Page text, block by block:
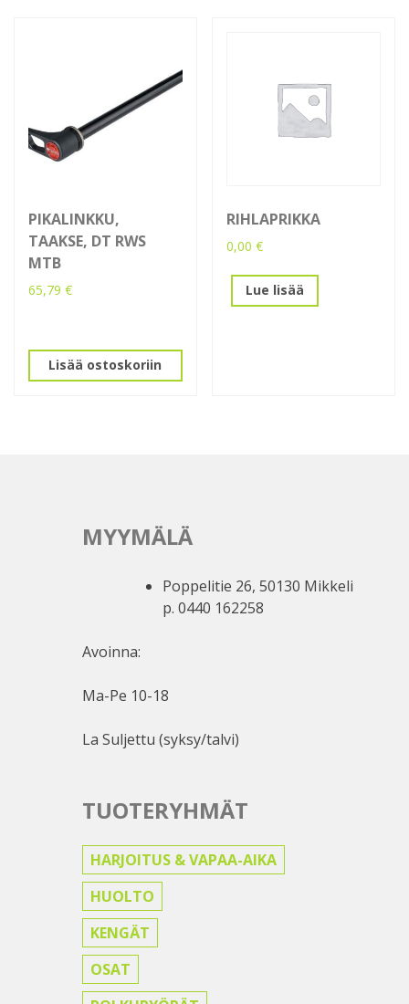
PIKALINKKU,
TAAKSE, DT RWS
MTB
65,79 €
Lisää ostoskoriin
RIHLAPRIKKA
0,00€
Lue lisää
MYYMÄLÄ
Poppelitie 26, 50130 Mikkeli
p. 0440 162258
Avoinna:
Ma-Pe 10-18
La Suljettu (syksy/talvi)
TUOTERYHMÄT
HARJOITUS & VAPAA-AIKA
HUOLTO
KENGÄT
OSAT